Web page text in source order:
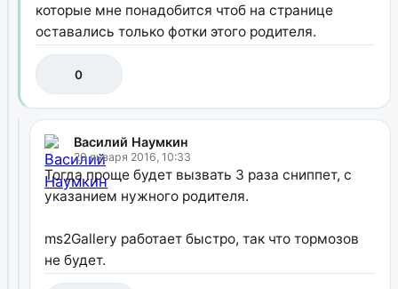
которые мне понадобится чтоб на странице
оставались только фотки этого родителя.
0
Василий Наумкин
20 января 2016, 10:33
Тогда проще будет вызвать 3 раза сниппет, с
указанием нужного родителя.
ms2Gallery работает быстро, так что тормозов
не будет.